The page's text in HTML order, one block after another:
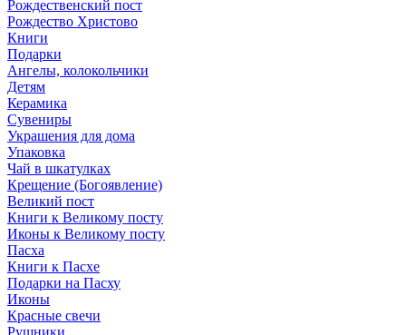
Рождественский пост
Рождество Христово
Книги
Подарки
Ангелы, колокольчики
Детям
Керамика
Сувениры
Украшения для дома
Упаковка
Чай в шкатулках
Крещение (Богоявление)
Великий пост
Книги к Великому посту
Иконы к Великому посту
Пасха
Книги к Пасхе
Подарки на Пасху
Иконы
Красные свечи
Рушники